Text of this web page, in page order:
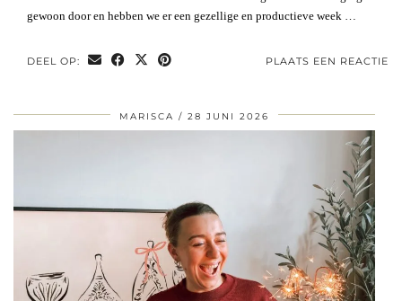
gewoon door en hebben we er een gezellige en productieve week …
DEEL OP: PLAATS EEN REACTIE
MARISCA 28 JUNI 2026